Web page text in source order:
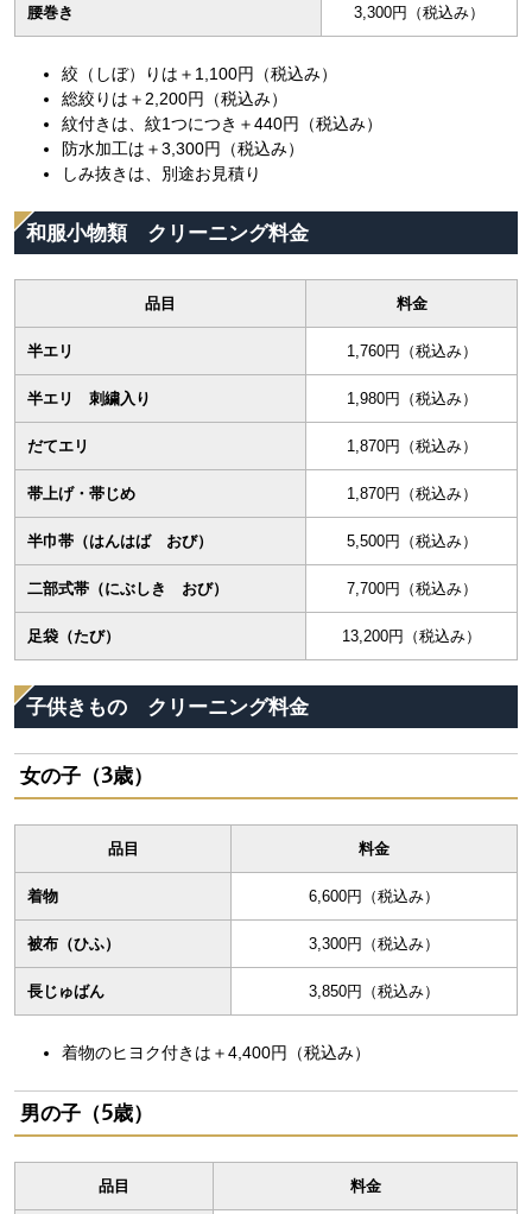
腰巻き 3,300円（税込み）
絞（しぼ）りは＋1,100円（税込み）
総絞りは＋2,200円（税込み）
紋付きは、紋1つにつき＋440円（税込み）
防水加工は＋3,300円（税込み）
しみ抜きは、別途お見積り
和服小物類 クリーニング料金
品目 料金
半エリ 1,760円（税込み）
半エリ 刺繍入り 1,980円（税込み）
だてエリ 1,870円（税込み）
帯上げ・帯じめ 1,870円（税込み）
半巾帯（はんはば おび） 5,500円（税込み）
二部式帯（にぶしき おび） 7,700円（税込み）
足袋（たび） 13,200円（税込み）
子供きもの クリーニング料金
女の子（3歳）
品目 料金
着物 6,600円（税込み）
被布（ひふ） 3,300円（税込み）
長じゅばん 3,850円（税込み）
着物のヒヨク付きは＋4,400円（税込み）
男の子（5歳）
品目 料金